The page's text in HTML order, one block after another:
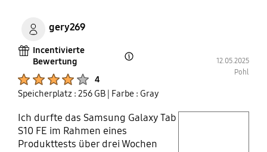
auf bis zu 2Tb Erweitern. Mit der
Book Cover Tastatur AI Key ist das
Tablet eine echte Bereicherung.
Die Magnetische Befestigung der
Tastatur sowie der Rückseite, mit
einer S Pen Ausbuchtung ist
sehr fest. Gerade die AI-Taste ist
eine schnelle Möglichkeit Mit Bixby
oder Gemini zu Kommunizieren.
gery269
Incentivierte
Bewertung
4
12.05.2025
Pohl
Speicherplatz : 256 GB | Farbe : Gray
Ich durfte das Samsung Galaxy Tab
S10 FE im Rahmen eines
Produkttests über drei Wochen